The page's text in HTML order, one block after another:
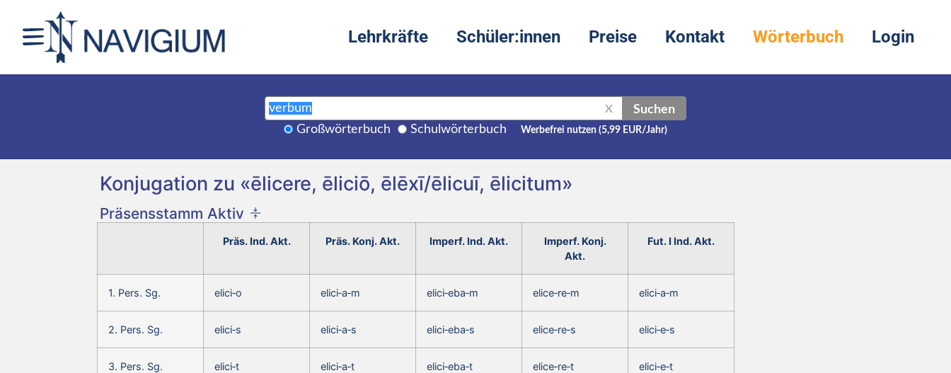
Lehrkräfte Schüler:innen Preise Kontakt Wörterbuch Login
X Suchen
Großwörterbuch Schulwörterbuch Werbefrei nutzen (5,99 EUR/Jahr)
Konjugation zu «ēlicere, ēliciō, ēlēxī/ēlicuī, ēlicitum»
Präsensstamm Aktiv
Präs. Ind. Akt. Präs. Konj. Akt. Imperf. Ind. Akt.
Imperf. Konj.
Akt.
Fut. I Ind. Akt.
1. Pers. Sg. elici‑o elici‑a‑m elici‑eba‑m elice‑re‑m elici‑a‑m
2. Pers. Sg. elici‑s elici‑a‑s elici‑eba‑s elice‑re‑s elici‑e‑s
3. Pers. Sg. elici‑t elici‑a‑t elici‑eba‑t elice‑re‑t elici‑e‑t